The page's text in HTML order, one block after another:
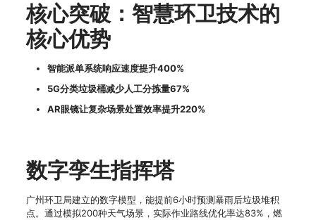
核心突破：智慧环卫技术的
核心优势
智能派单系统响应速度提升400%
5G分类垃圾桶减少人工分拣量67%
AR眼镜让复杂场景处置效率提升220%
数字孪生指挥塔
广州环卫局建立的数字模型，能提前6小时预测暴雨后垃圾堆积
点。通过模拟200种天气场景，实际作业路线优化率达83%，燃